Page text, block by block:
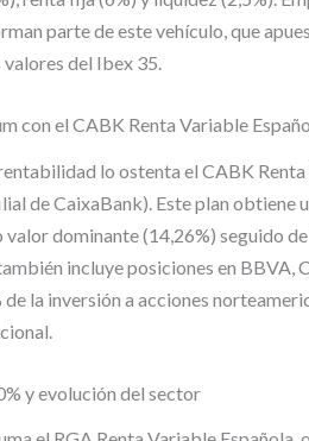
parte de este vehículo, que
del Ibex 35.
con el CABK Renta Variable
lo ostenta el CABK Renta
de CaixaBank). Este plan obtiene
valor dominante (14,26%) seguido
incluye posiciones en BBVA,
de la inversión a acciones
y evolución del sector